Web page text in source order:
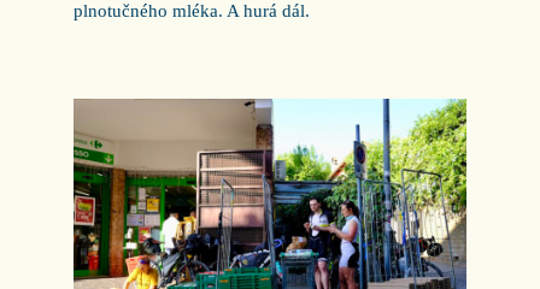
plnotučného mléka. A hurá dál.